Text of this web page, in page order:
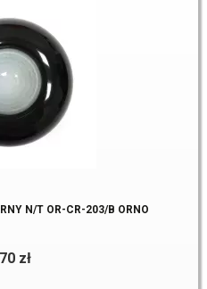
N/T OR-CR-203/B ORNO
zł